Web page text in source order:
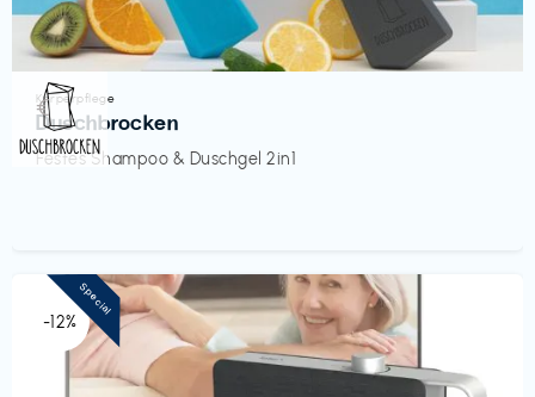
Körperpflege
Duschbrocken
Festes Shampoo & Duschgel 2in1
€‎
-12%
Special